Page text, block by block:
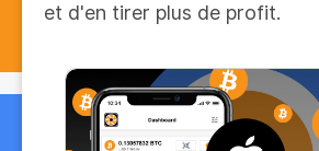
et d'en tirer plus de profit.